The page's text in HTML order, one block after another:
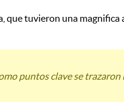
que tuvieron una magnifica
puntos clave se trazaron